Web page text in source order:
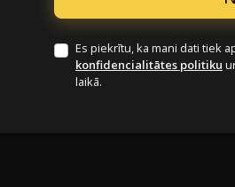
Es piekrītu, ka mani dati tiek
konfidencialitātes politiku
laikā.